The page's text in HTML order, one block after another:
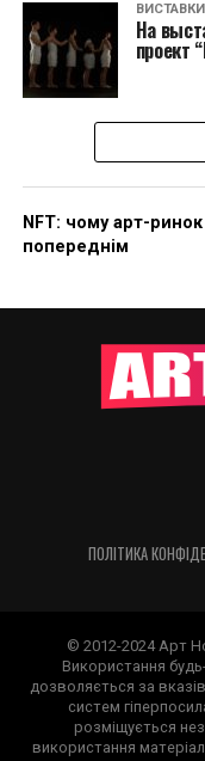
ВИСТАВКИ
На
проект
NFT: чому арт-
попереднім
ПОЛІТИКА
© 2012-2024 Арт
Використання
дозволяється за
систем
розміщується
використання